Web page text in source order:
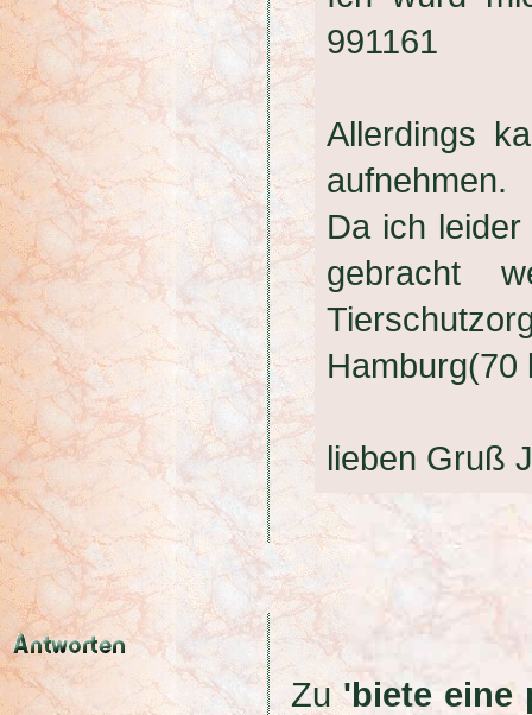
991161
Allerdings
aufnehmen.
Da ich
gebracht
Hamburg(70
lieben Gruß
Zu'biete eine